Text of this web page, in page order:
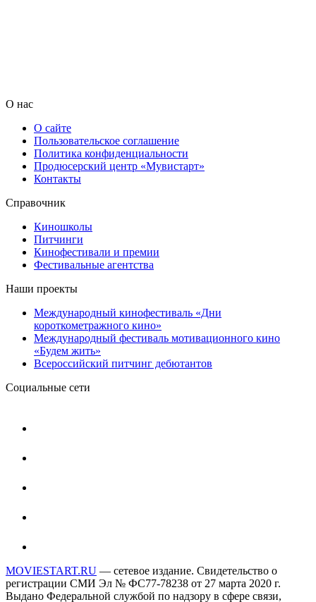
О нас
О сайте
Пользовательское соглашение
Политика конфиденциальности
Продюсерский центр «Мувистарт»
Контакты
Справочник
Киношколы
Питчинги
Кинофестивали и премии
Фестивальные агентства
Наши проекты
Международный кинофестиваль «Дни
короткометражного кино»
Международный фестиваль мотивационного кино
«Будем жить»
Всероссийский питчинг дебютантов
Социальные сети
MOVIESTART.RU — сетевое издание. Свидетельство о
регистрации СМИ Эл № ФС77-78238 от 27 марта 2020 г.
Выдано Федеральной службой по надзору в сфере связи,